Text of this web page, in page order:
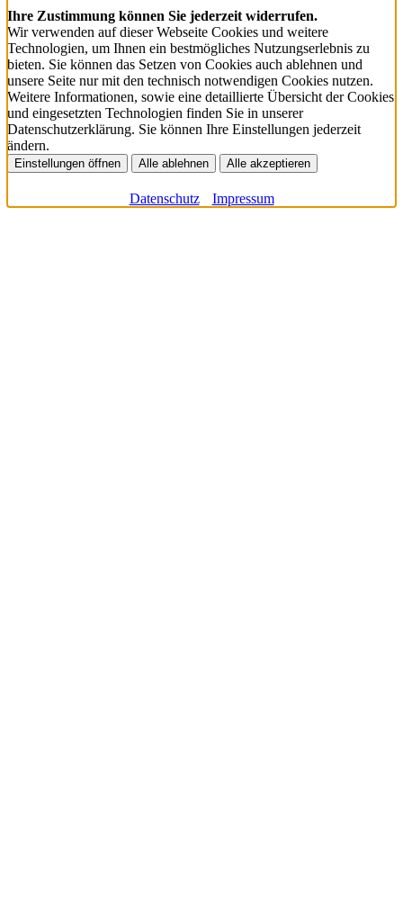
Ihre Zustimmung können Sie jederzeit widerrufen.
Wir verwenden auf dieser Webseite Cookies und weitere
Technologien, um Ihnen ein bestmögliches Nutzungserlebnis zu
bieten. Sie können das Setzen von Cookies auch ablehnen und
unsere Seite nur mit den technisch notwendigen Cookies nutzen.
Weitere Informationen, sowie eine detaillierte Übersicht der Cookies
und eingesetzten Technologien finden Sie in unserer
Datenschutzerklärung. Sie können Ihre Einstellungen jederzeit
ändern.
Einstellungen öffnen Alle ablehnen Alle akzeptieren
Datenschutz Impressum